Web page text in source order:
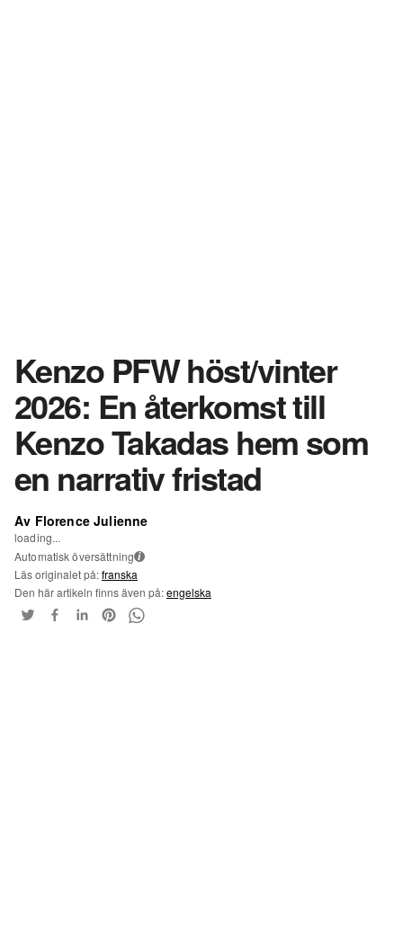
Kenzo PFW höst/vinter
2026: En återkomst till
Kenzo Takadas hem som
en narrativ fristad
Av Florence Julienne
loading...
Automatisk översättning i
Läs originalet på:franska
Den här artikeln finns även på:engelska